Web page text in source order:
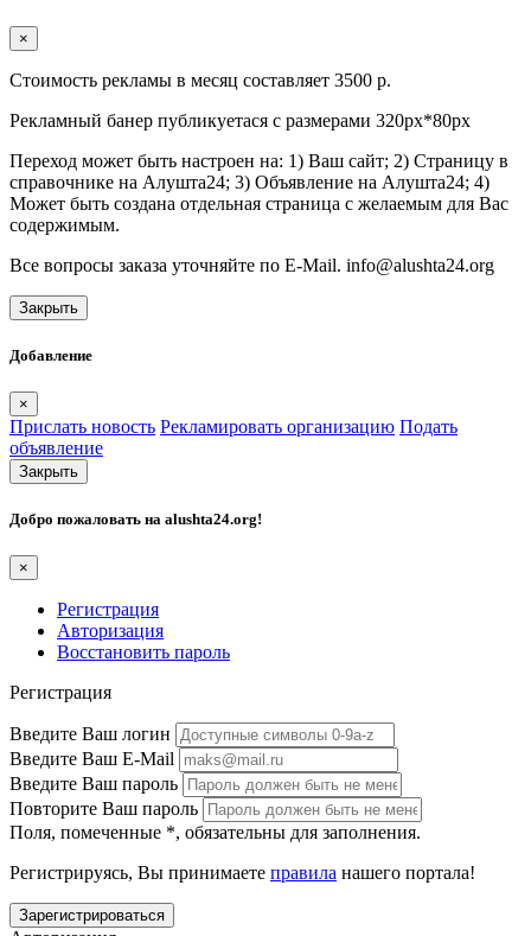
×
Стоимость рекламы в месяц составляет 3500 р.
Рекламный банер публикуетася с размерами 320px*80px
Переход может быть настроен на: 1) Ваш сайт; 2) Страницу в
справочнике на Алушта24; 3) Объявление на Алушта24; 4)
Может быть создана отдельная страница с желаемым для Вас
содержимым.
Все вопросы заказа уточняйте по E-Mail. info@alushta24.org
Закрыть
Добавление
×
Прислать новость Рекламировать организацию Подать
объявление
Закрыть
Добро пожаловать на alushta24.org!
×
Регистрация
Авторизация
Восстановить пароль
Регистрация
Введите Ваш логин
Введите Ваш E-Mail
Введите Ваш пароль
Повторите Ваш пароль
Поля, помеченные *, обязательны для заполнения.
Регистрируясь, Вы принимаете правила нашего портала!